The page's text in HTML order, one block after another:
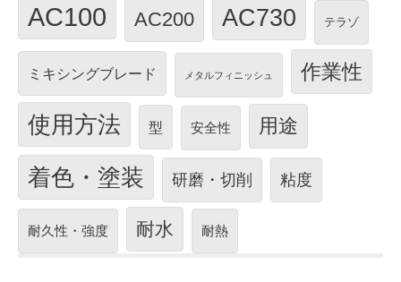
AC100 AC200 AC730 テラゾ
ミキシングブレード メタルフィニッシュ 作業性
使用方法 型 安全性 用途
着色・塗装 研磨・切削 粘度
耐久性・強度 耐水 耐熱